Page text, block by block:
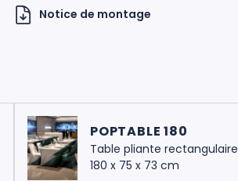
Notice de montage
POPTABLE 180
Table pliante rectangulaire
180 x 75 x 73 cm